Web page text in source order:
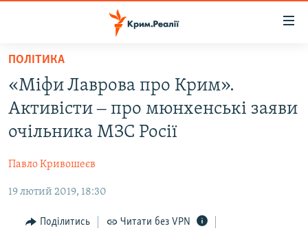
Перейти
основного
матеріалу
Перейти
до
основної
навігації
Перейти
пошуку
НОВИНИ
ВОДА.КРИМ
ВІДЕО ТА ФОТО
БЛОГИ
ПОГЛЯД
ІНТЕРВ'Ю
ПОЛІТИКА
«Міфи Лаврова про Крим».
Активісти ‒ про мюнхенські заяви
очільника МЗС Росії
Павло Кривошеєв
19 лютий 2019, 18:30
Поділитись Читати без VPN